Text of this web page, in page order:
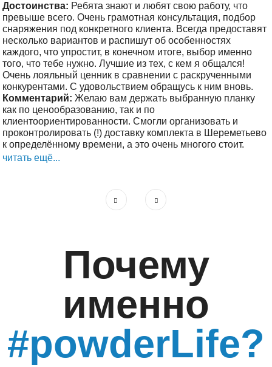
Достоинства: Ребята знают и любят свою работу, что
превыше всего. Очень грамотная консультация, подбор
снаряжения под конкретного клиента. Всегда предоставят
несколько вариантов и распишут об особенностях
каждого, что упростит, в конечном итоге, выбор именно
того, что тебе нужно. Лучшие из тех, с кем я общался!
Очень лояльный ценник в сравнении с раскрученными
конкурентами. С удовольствием обращусь к ним вновь.
Комментарий: Желаю вам держать выбранную планку
как по ценообразованию, так и по
клиентоориентированности. Смогли организовать и
проконтролировать (!) доставку комплекта в Шереметьево
к определённому времени, а это очень многого стоит.
читать ещё...
Почему
именно
#powderLife?